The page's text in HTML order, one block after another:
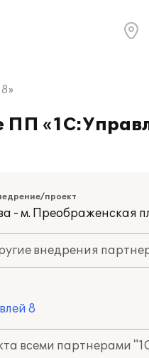
ПП
проект
- м. Преображенская
внедрения
8
всеми партнерами